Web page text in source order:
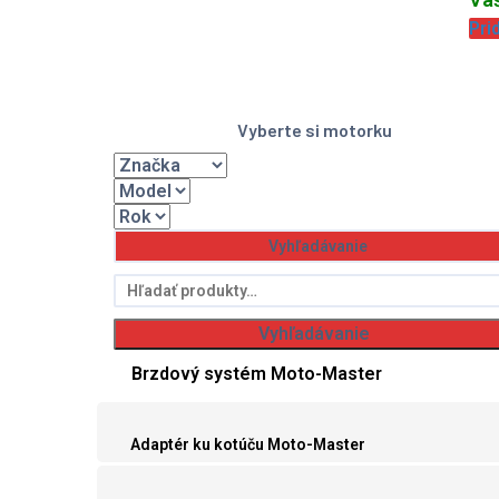
Vyberte si motorku
Hľadať:
Vyhľadávanie
Brzdový systém Moto-Master
Adaptér ku kotúču Moto-Master